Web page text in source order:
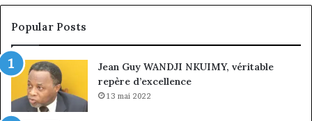
croissance
sous
la
Popular Posts
Jean Guy WANDJI NKUIMY, véritable
repère d’excellence
13 mai 2022